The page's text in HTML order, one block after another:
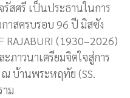
สศรี เป็นประธานในการ
าสครบรอบ 96 ปี มิสซัง
RAJABURI (1930–2026)
ภาวนาเตรียมจิตใจสู่การ
ณ บ้านพระหฤทัย (SS.
ม